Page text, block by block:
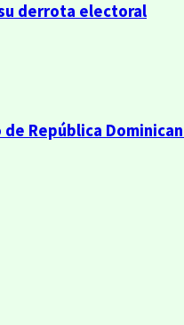
derrota electoral
República